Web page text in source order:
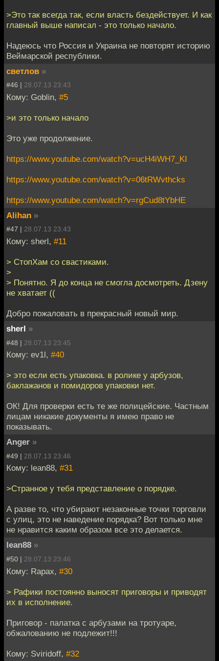
>Это так всегда так, если власть бездействует. И как
главный выше написал - это только начало.
Надеюсь что Россия и Украина не повторят историю
Веймарской республики.
светлов »
#46 | 28.07.13 23:43
Кому: Goblin, #5
>и это только начало
Это уже продолжение.
https://www.youtube.com/watch?v=ucH4iWH7_KI
https://www.youtube.com/watch?v=06tRWvthcks
https://www.youtube.com/watch?v=rgCud8tYbHE
Alihan »
#47 | 28.07.13 23:43
Кому: sherl, #11
> СтопХам со свастиками.
>
> Понятно. Я до конца не смогла досмотреть. Дзену
не хватает ((
Добро пожаловать в прекрасный новый мир.
sherl »
#48 | 28.07.13 23:45
Кому: ev1l, #40
> это если есть упаковка. в ролике у арбузов,
баклажанов и помидоров упаковки нет.
ОК! Для проверки есть те же полицейские. Частным
лицам никакие документы я имею право не
показывать.
Anger »
#49 | 28.07.13 23:46
Кому: lean88, #31
>Странное у тебя представление о порядке.
А разве то, что убирают незаконные точки торговли
с улиц, это не наведение порядка? Вот только мне
не нравится каким образом все это делается.
lean88 »
#50 | 28.07.13 23:46
Кому: Rapax, #30
> Рафики постоянно выносят приговоры и приводят
их в исполнение.
Приговор - палатка с арбузами на тротуаре,
обжалованию не подлежит!!!
Кому: Sviridoff, #32